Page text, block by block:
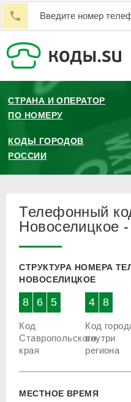
СТРАНА И ОПЕРАТОР
ПО НОМЕРУ
КОДЫ ГОРОДОВ
РОССИИ
Телефонный
Новоселицкое -
СТРУКТУРА НОМЕРА
НОВОСЕЛИЦКОЕ
8 6 5
Код
Ставропольского
края
4 8
Код
внутри
региона
МЕСТНОЕ ВРЕМЯ